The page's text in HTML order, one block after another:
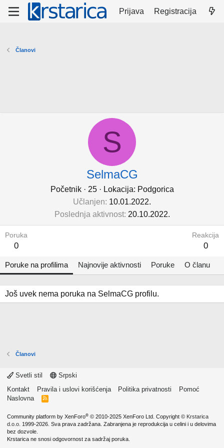
Prijava Registracija
Članovi
S
SelmaCG
Početnik · 25 · Lokacija: Podgorica
Učlanjen 10.01.2022.
Poslednja aktivnost 20.10.2022.
Poruka
0
Reakcija
0
Poruke na profilima Najnovije aktivnosti Poruke O članu
Još uvek nema poruka na SelmaCG profilu.
Članovi
Svetli stil
Srpski
Kontakt
Pravila i uslovi korišćenja Politika privatnosti
Pomoć
Naslovna
R
Community platform by XenForo® © 2010-2025 XenForo Ltd. Copyright © Krstarica
d.o.o. 1999-2026. Sva prava zadržana. Zabranjena je reprodukcija u celini i u delovima
bez dozvole.
Krstarica ne snosi odgovornost za sadržaj poruka.